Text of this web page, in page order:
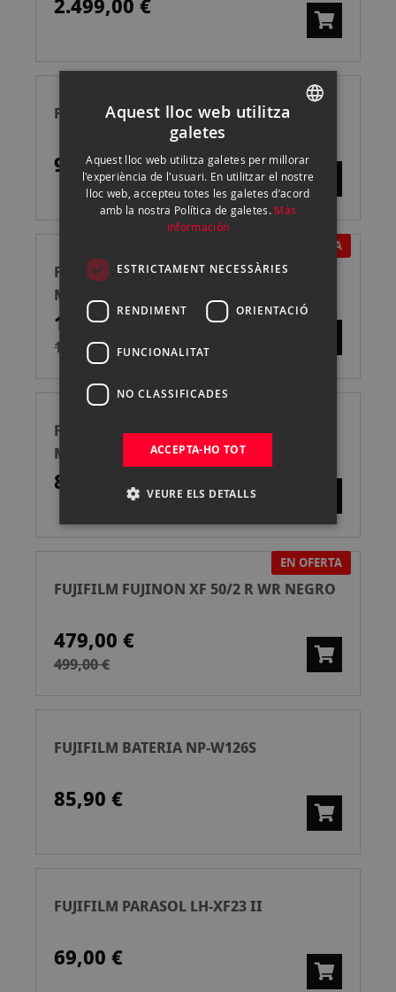
2.499,00 €
FUJIFILM INSTAX PAL LAVANDER BLUE
99,00 €
EN OFERTA
FUJIFILM X-T50+16-50 NEGRO CÁMARA
MIRRORLESS
1.839,00 €
1.899,00 €
FUJIFILM X-M5 NEGRA CÁMARA
MIRRORLESS
899,00 €
EN OFERTA
FUJIFILM FUJINON XF 50/2 R WR NEGRO
479,00 €
499,00 €
FUJIFILM BATERIA NP-W126S
85,90 €
FUJIFILM PARASOL LH-XF23 II
69,00 €
ENGLISH
CATALAN
Aquest lloc web utilitza
galetes
Aquest lloc web utilitza galetes per millorar
l'experiència de l'usuari. En utilitzar el nostre
lloc web, accepteu totes les galetes d’acord
amb la nostra Política de galetes. Más
información
ESTRICTAMENT NECESSÀRIES
RENDIMENT ORIENTACIÓ
FUNCIONALITAT
NO CLASSIFICADES
ACCEPTA-HO TOT
VEURE ELS DETALLS